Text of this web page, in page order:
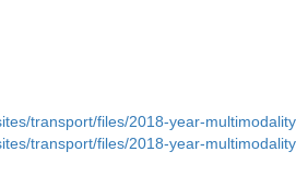
transport/files/2018-year-
transport/files/2018-year-